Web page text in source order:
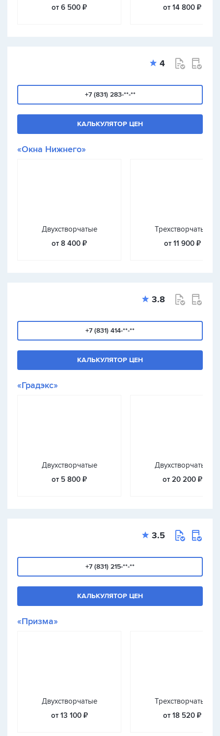
от 6 500 ₽ от 14 800 ₽
4
+7 (831) 283-**-**
КАЛЬКУЛЯТОР ЦЕН
«Окна Нижнего»
Двухстворчатые
от 8 400 ₽
Трехстворчатые
от 11 900 ₽
3.8
+7 (831) 414-**-**
КАЛЬКУЛЯТОР ЦЕН
«Градэкс»
Двухстворчатые
от 5 800 ₽
Двухстворчатые
от 20 200 ₽
3.5
+7 (831) 215-**-**
КАЛЬКУЛЯТОР ЦЕН
«Призма»
Двухстворчатые
от 13 100 ₽
Трехстворчатые
от 18 520 ₽